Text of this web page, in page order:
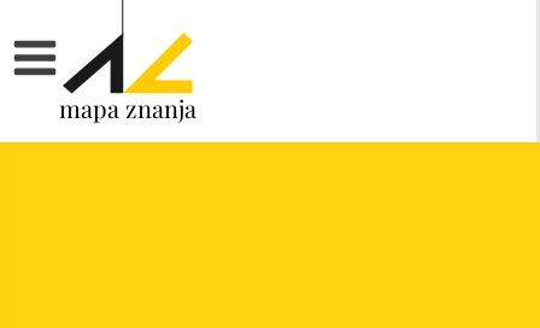
mapa znanja